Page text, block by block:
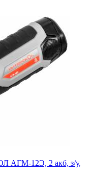
АГМ-12Э, 2 акб, з/у,